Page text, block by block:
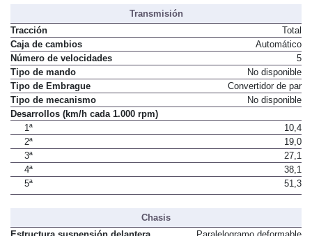
Transmisión
Tracción
Total
Caja de cambios
Automático
Número de velocidades
5
Tipo de mando
No disponible
Tipo de Embrague
Convertidor de par
Tipo de mecanismo
No disponible
Desarrollos (km/h cada 1.000 rpm)
1ª
10,4
2ª
19,0
3ª
27,1
4ª
38,1
5ª
51,3
Chasis